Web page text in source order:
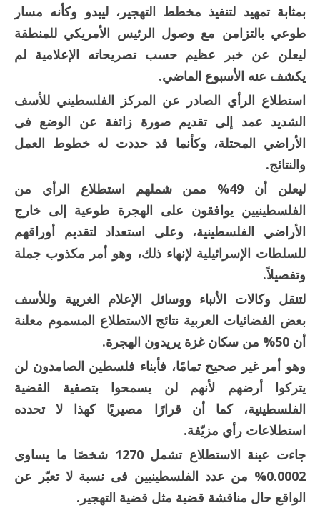
بمثابة تمهيد لتنفيذ مخطط التهجير، ليبدو وكأنه مسار
طوعي بالتزامن مع وصول الرئيس الأمريكي للمنطقة
ليعلن عن خبر عظيم حسب تصريحاته الإعلامية لم
يكشف عنه الأسبوع الماضي.
استطلاع الرأي الصادر عن المركز الفلسطيني للأسف
الشديد عمد إلى تقديم صورة زائفة عن الوضع فى
الأراضي المحتلة، وكأنما قد حددت له خطوط العمل
والنتائج.
ليعلن أن 49% ممن شملهم استطلاع الرأي من
الفلسطينيين يوافقون على الهجرة طوعية إلى خارج
الأراضي الفلسطينية، وعلى استعداد لتقديم أوراقهم
للسلطات الإسرائيلية لإنهاء ذلك، وهو أمر مكذوب جملة
وتفصيلاً.
لتنقل وكالات الأنباء ووسائل الإعلام الغربية وللأسف
بعض الفضائيات العربية نتائج الاستطلاع المسموم معلنة
أن 50% من سكان غزة يريدون الهجرة.
وهو أمر غير صحيح تمامًا، فأبناء فلسطين الصامدون لن
يتركوا أرضهم لأنهم لن يسمحوا بتصفية القضية
الفلسطينية، كما أن قرارًا مصيريًا كهذا لا تحدده
استطلاعات رأي مزيّفة.
جاءت عينة الاستطلاع تشمل 1270 شخصًا ما يساوى
0.0002% من عدد الفلسطينيين فى نسبة لا تعبّر عن
الواقع حال مناقشة قضية مثل قضية التهجير.